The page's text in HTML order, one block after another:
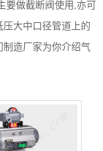
要做截断阀使用,亦可
大中口径管道上的
造厂家为你介绍气